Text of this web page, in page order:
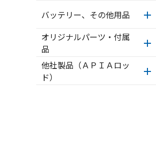
バッテリー、その他用品
オリジナルパーツ・付属
品
他社製品（ＡＰＩＡロッ
ド）